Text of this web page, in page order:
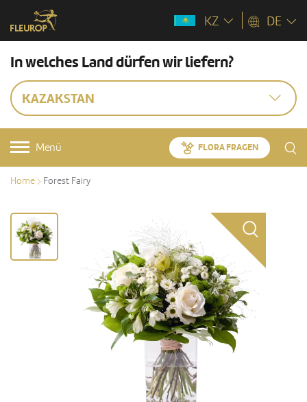
KZ DE
In welches Land dürfen wir liefern?
KAZAKSTAN
Menü FLORA FRAGEN
Home Forest Fairy